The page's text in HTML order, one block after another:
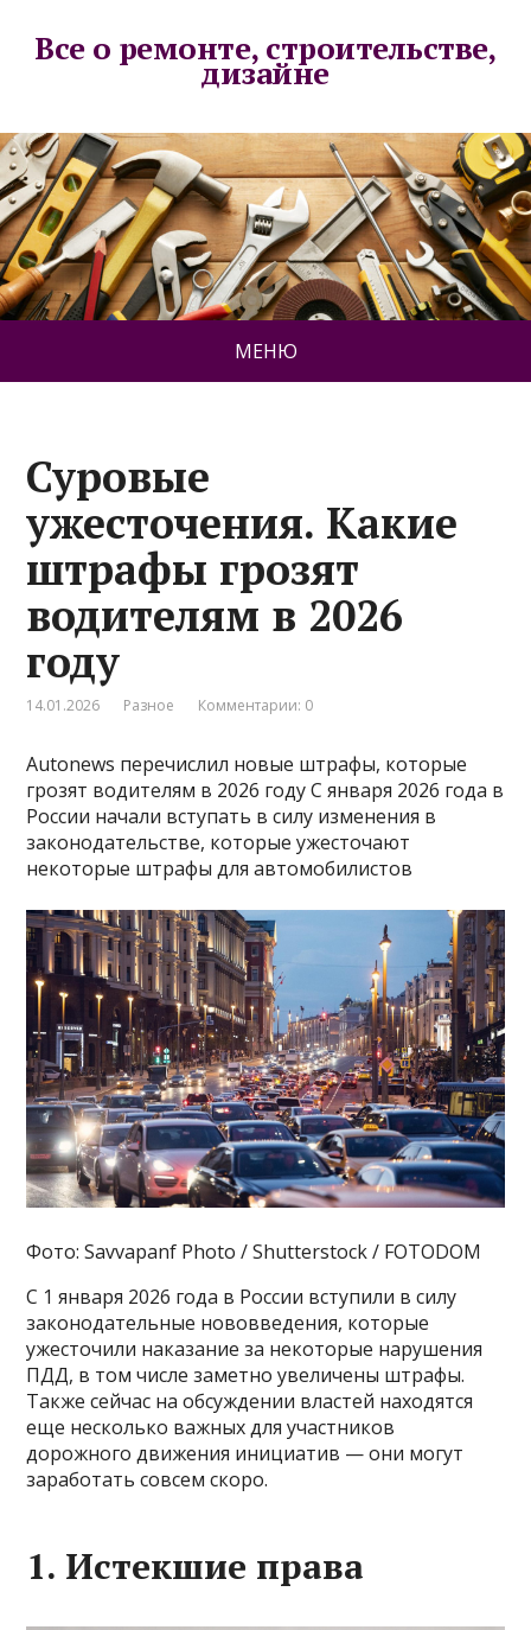
Все о ремонте, строительстве,
дизайне
МЕНЮ
Суровые
ужесточения. Какие
штрафы грозят
водителям в 2026
году
14.01.2026 Разное Комментарии: 0
Autonews перечислил новые штрафы, которые
грозят водителям в 2026 году С января 2026 года в
России начали вступать в силу изменения в
законодательстве, которые ужесточают
некоторые штрафы для автомобилистов
Фото: Savvapanf Photo / Shutterstock / FOTODOM
С 1 января 2026 года в России вступили в силу
законодательные нововведения, которые
ужесточили наказание за некоторые нарушения
ПДД, в том числе заметно увеличены штрафы.
Также сейчас на обсуждении властей находятся
еще несколько важных для участников
дорожного движения инициатив — они могут
заработать совсем скоро.
1. Истекшие права